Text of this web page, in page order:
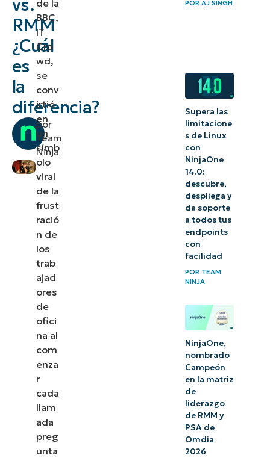
vs.
RMM
¿Cuál
es
la
diferencia?
por
Team
Ninja
de la
BBC,
IT
Cro
wd,
se
conv
irtió
en
un
símb
olo
viral
de la
frust
ració
n de
los
trab
ajad
ores
de
ofici
na al
com
enza
r
cada
llam
ada
preg
unta
POR AJ SINGH
Supera las
limitacione
s de Linux
con
NinjaOne
14.0:
descubre,
despliega y
da soporte
a todos tus
endpoints
con
facilidad
POR TEAM
NINJA
NinjaOne,
nombrado
Campeón
en la matriz
de
liderazgo
de RMM y
PSA de
Omdia
2026